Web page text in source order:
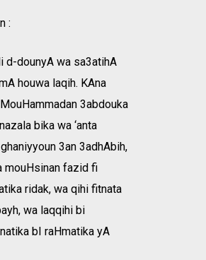
:
d-dounyA wa sa3atihA
houwa laqih. KAna
MouHammadan 3abdouka
bika wa ‘anta
3an 3adhAbih,
mouHsinan fazid fi
ridak, wa qihi fitnata
wa laqqihi bi
bI raHmatika yA